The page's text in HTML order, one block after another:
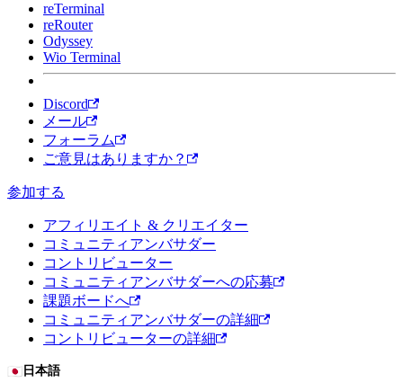
reTerminal
reRouter
Odyssey
Wio Terminal
Discord
メール
フォーラム
ご意見はありますか？
参加する
アフィリエイト & クリエイター
コミュニティアンバサダー
コントリビューター
コミュニティアンバサダーへの応募
課題ボードへ
コミュニティアンバサダーの詳細
コントリビューターの詳細
🇯🇵 日本語